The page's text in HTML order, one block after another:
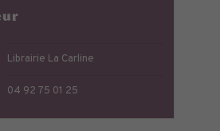
Librairie La Carline
04 92 75 01 25